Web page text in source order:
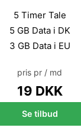
5 Timer Tale
5 GB Data i DK
3 GB Data i EU
pris pr / md
19 DKK
Se tilbud